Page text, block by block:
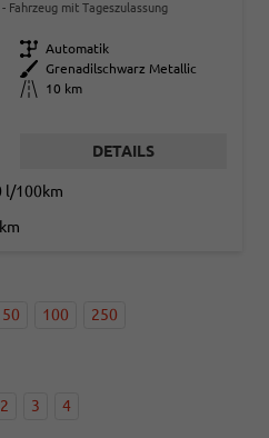
Fahrzeug mit Tageszulassung
Getriebe Automatik
Außenfarbe
Grenadilschwarz Metallic
Kilometerstand
10 km
DETAILS
l/100km
50 100 250
2 3 4